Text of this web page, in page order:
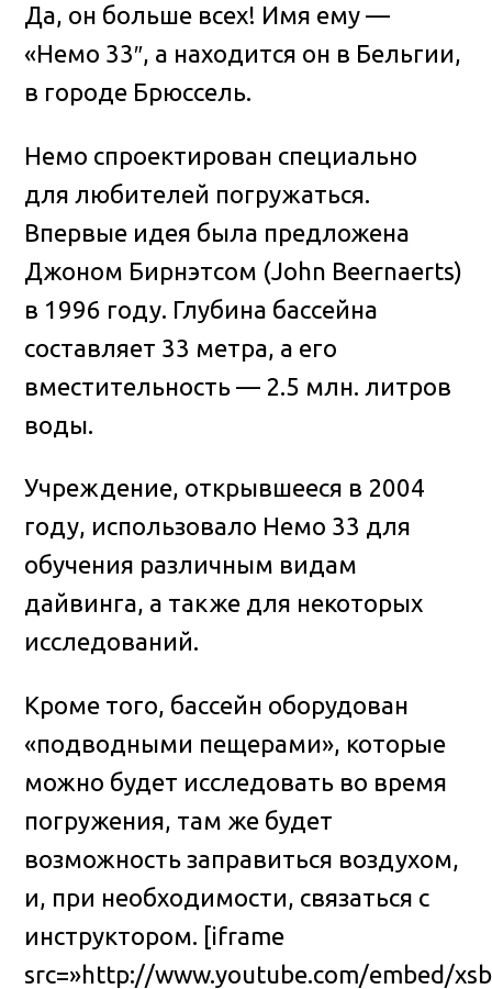
Да, он больше всех! Имя ему —
«Немо 33″, а находится он в Бельгии,
в городе Брюссель.
Немо спроектирован специально
для любителей погружаться.
Впервые идея была предложена
Джоном Бирнэтсом (John Beernaerts)
в 1996 году. Глубина бассейна
составляет 33 метра, а его
вместительность — 2.5 млн. литров
воды.
Учреждение, открывшееся в 2004
году, использовало Немо 33 для
обучения различным видам
дайвинга, а также для некоторых
исследований.
Кроме того, бассейн оборудован
«подводными пещерами», которые
можно будет исследовать во время
погружения, там же будет
возможность заправиться воздухом,
и, при необходимости, связаться с
инструктором. [iframe
src=»http://www.youtube.com/embed/